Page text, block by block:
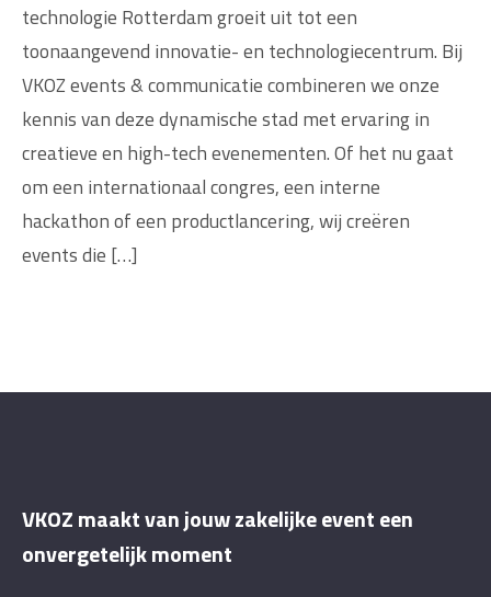
technologie Rotterdam groeit uit tot een
toonaangevend innovatie- en technologiecentrum. Bij
VKOZ events & communicatie combineren we onze
kennis van deze dynamische stad met ervaring in
creatieve en high-tech evenementen. Of het nu gaat
om een internationaal congres, een interne
hackathon of een productlancering, wij creëren
events die […]
VKOZ maakt van jouw zakelijke event een
onvergetelijk moment